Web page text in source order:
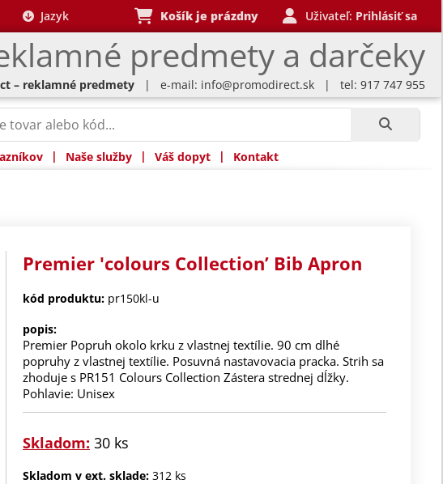
predmety a darčeky
Jazyk Košík je prázdny Uživateľ: Prihlásiť sa
– reklamné predmety | e-mail: info@promodirect.sk | tel: 917 747 955
| Naše služby | Váš dopyt | Kontakt
Premier 'colours Collection’ Bib Apron
kód produktu: pr150kl-u
popis:
Premier Popruh okolo krku z vlastnej textílie. 90 cm dlhé
popruhy z vlastnej textílie. Posuvná nastavovacia pracka. Strih sa
zhoduje s PR151 Colours Collection Zástera strednej dĺžky.
Pohlavie: Unisex
Skladom: 30 ks
Skladom v ext. sklade: 312 ks